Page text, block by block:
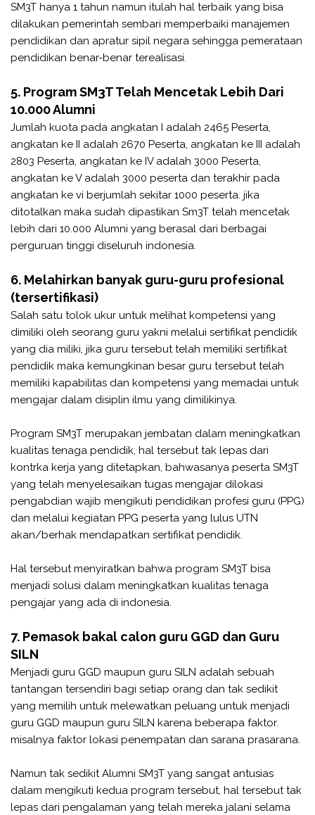
SM3T hanya 1 tahun namun itulah hal terbaik yang bisa
dilakukan pemerintah sembari memperbaiki manajemen
pendidikan dan apratur sipil negara sehingga pemerataan
pendidikan benar-benar terealisasi.
5. Program SM3T Telah Mencetak Lebih Dari
10.000 Alumni
Jumlah kuota pada angkatan I adalah 2465 Peserta,
angkatan ke II adalah 2670 Peserta, angkatan ke III adalah
2803 Peserta, angkatan ke IV adalah 3000 Peserta,
angkatan ke V adalah 3000 peserta dan terakhir pada
angkatan ke vi berjumlah sekitar 1000 peserta. jika
ditotalkan maka sudah dipastikan Sm3T telah mencetak
lebih dari 10.000 Alumni yang berasal dari berbagai
perguruan tinggi diseluruh indonesia.
6. Melahirkan banyak guru-guru profesional
(tersertifikasi)
Salah satu tolok ukur untuk melihat kompetensi yang
dimiliki oleh seorang guru yakni melalui sertifikat pendidik
yang dia miliki, jika guru tersebut telah memiliki sertifikat
pendidik maka kemungkinan besar guru tersebut telah
memiliki kapabilitas dan kompetensi yang memadai untuk
mengajar dalam disiplin ilmu yang dimilikinya.
Program SM3T merupakan jembatan dalam meningkatkan
kualitas tenaga pendidik, hal tersebut tak lepas dari
kontrka kerja yang ditetapkan, bahwasanya peserta SM3T
yang telah menyelesaikan tugas mengajar dilokasi
pengabdian wajib mengikuti pendidikan profesi guru (PPG)
dan melalui kegiatan PPG peserta yang lulus UTN
akan/berhak mendapatkan sertifikat pendidik.
Hal tersebut menyiratkan bahwa program SM3T bisa
menjadi solusi dalam meningkatkan kualitas tenaga
pengajar yang ada di indonesia.
7. Pemasok bakal calon guru GGD dan Guru
SILN
Menjadi guru GGD maupun guru SILN adalah sebuah
tantangan tersendiri bagi setiap orang dan tak sedikit
yang memilih untuk melewatkan peluang untuk menjadi
guru GGD maupun guru SILN karena beberapa faktor.
misalnya faktor lokasi penempatan dan sarana prasarana.
Namun tak sedikit Alumni SM3T yang sangat antusias
dalam mengikuti kedua program tersebut, hal tersebut tak
lepas dari pengalaman yang telah mereka jalani selama